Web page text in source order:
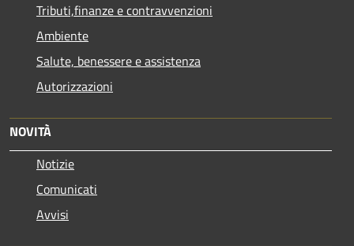
Tributi,finanze e contravvenzioni
Ambiente
Salute, benessere e assistenza
Autorizzazioni
NOVITÀ
Notizie
Comunicati
Avvisi